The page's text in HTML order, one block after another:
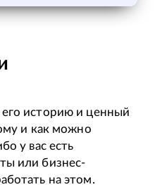
историю и ценный
и как можно
у вас есть
или бизнес-
на этом.